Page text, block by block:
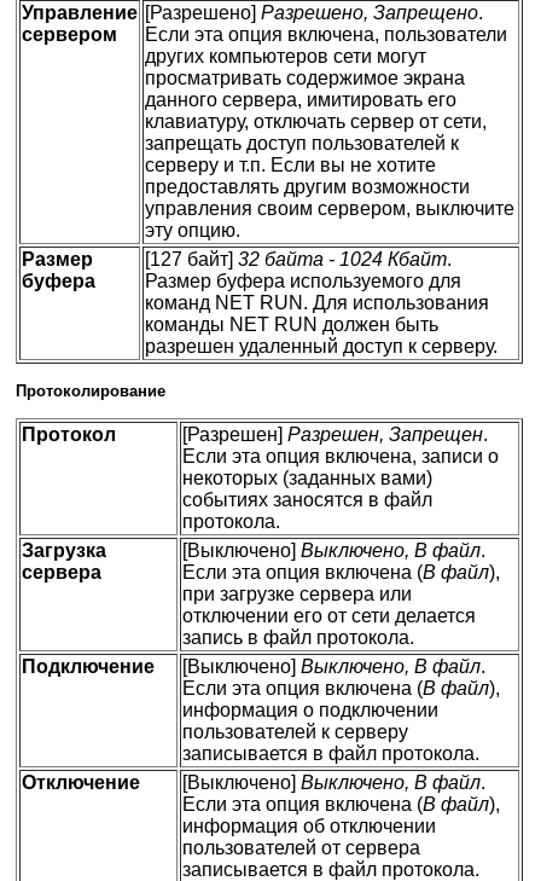
Управление
сервером
[Разрешено] Разрешено, Запрещено.
Если эта опция включена, пользователи
других компьютеров сети могут
просматривать содержимое экрана
данного сервера, имитировать его
клавиатуру, отключать сервер от сети,
запрещать доступ пользователей к
серверу и т.п. Если вы не хотите
предоставлять другим возможности
управления своим сервером, выключите
эту опцию.
Размер
буфера
[127 байт] 32 байта - 1024 Кбайт.
Размер буфера используемого для
команд NET RUN. Для использования
команды NET RUN должен быть
разрешен удаленный доступ к серверу.
Протоколирование
Протокол [Разрешен] Разрешен, Запрещен.
Если эта опция включена, записи о
некоторых (заданных вами)
событиях заносятся в файл
протокола.
Загрузка
сервера
[Выключено] Выключено, В файл.
Если эта опция включена (В файл),
при загрузке сервера или
отключении его от сети делается
запись в файл протокола.
Подключение
[Выключено] Выключено, В файл.
Если эта опция включена (В файл),
информация о подключении
пользователей к серверу
записывается в файл протокола.
Отключение
[Выключено] Выключено, В файл.
Если эта опция включена (В файл),
информация об отключении
пользователей от сервера
записывается в файл протокола.